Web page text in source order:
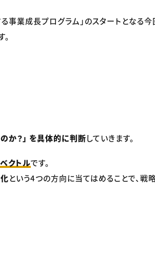
業成長プログラム」のスタートとなる今
か？」 を具体的に判断していきます。
クトルです。
という4つの方向に当てはめることで、